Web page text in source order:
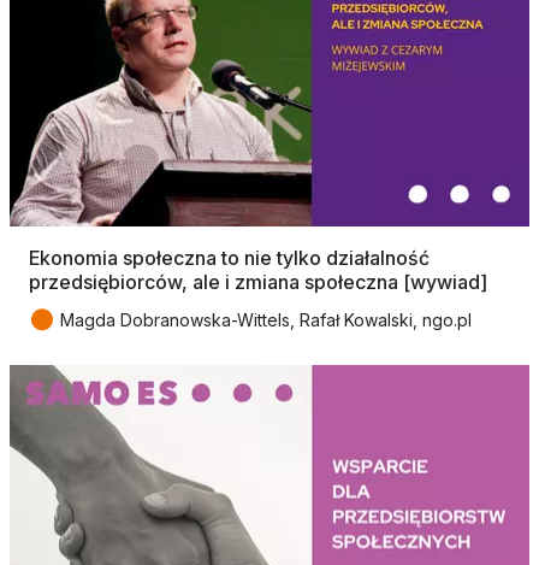
Ekonomia społeczna to nie tylko działalność
przedsiębiorców, ale i zmiana społeczna [wywiad]
● Magda Dobranowska-Wittels, Rafał Kowalski, ngo.pl